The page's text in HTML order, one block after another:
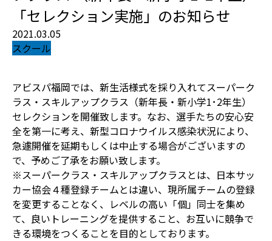
「セレクション実施」のお知らせ
2021.03.05
スクール
アビスパ福岡では、新生活様式を採り入れてスーパーク
ラス・スキルアップクラス（新年長・新小学1･2年生）
セレクションを開催致します。なお、選手たちの安心安
全を第一に考え、新型コロナウイルス感染状況により、
急遽開催を延期もしくは中止する場合がございますの
で、予めご了承をお願い致します。
※スーパークラス・スキルアップクラスとは、日本サッ
カー協会４種登録チームとは違い、現所属チームの登録
を変更することなく、レベルの高い「個」同士を集め
て、良いトレーニングを提供すること、お互いに競争で
きる環境をつくることを目的としております。